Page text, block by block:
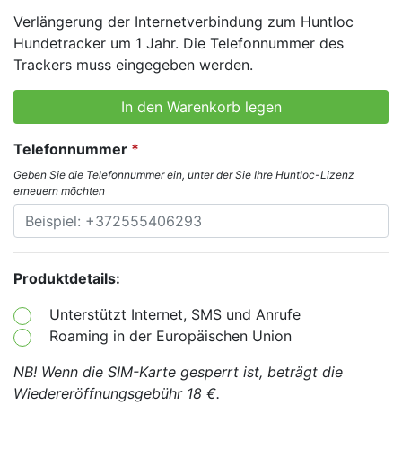
Verlängerung der Internetverbindung zum Huntloc
Hundetracker um 1 Jahr. Die Telefonnummer des
Trackers muss eingegeben werden.
In den Warenkorb legen
Telefonnummer *
Geben Sie die Telefonnummer ein, unter der Sie Ihre Huntloc-Lizenz
erneuern möchten
Produktdetails:
Unterstützt Internet, SMS und Anrufe
Roaming in der Europäischen Union
NB! Wenn die SIM-Karte gesperrt ist, beträgt die
Wiedereröffnungsgebühr 18 €.